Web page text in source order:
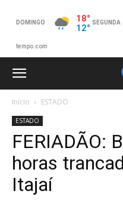
Início ESTADO
ESTADO
FERIADÃO:
horas
Itajaí